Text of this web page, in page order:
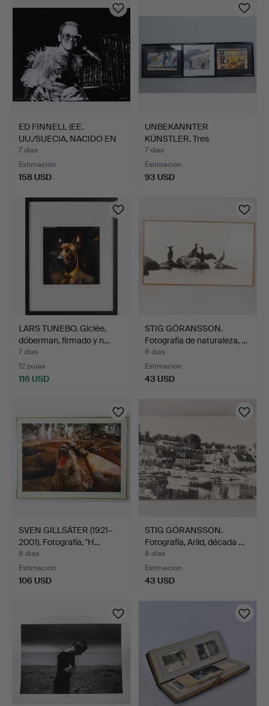
ED FINNELL (EE.
UU./SUECIA, NACIDO EN
1956…
7 días
Estimación
158 USD
UNBEKANNTER
KÜNSTLER. Tres
fotografías / i…
7 días
Estimación
93 USD
LARS TUNEBO. Giclée,
dóberman, firmado y n…
7 días
12 pujas
116 USD
STIG GÖRANSSON.
Fotografía de naturaleza, …
8 días
Estimación
43 USD
SVEN GILLSÄTER (1921–
2001). Fotografía, "H…
8 días
Estimación
106 USD
STIG GÖRANSSON.
Fotografía, Arild, década …
8 días
Estimación
43 USD